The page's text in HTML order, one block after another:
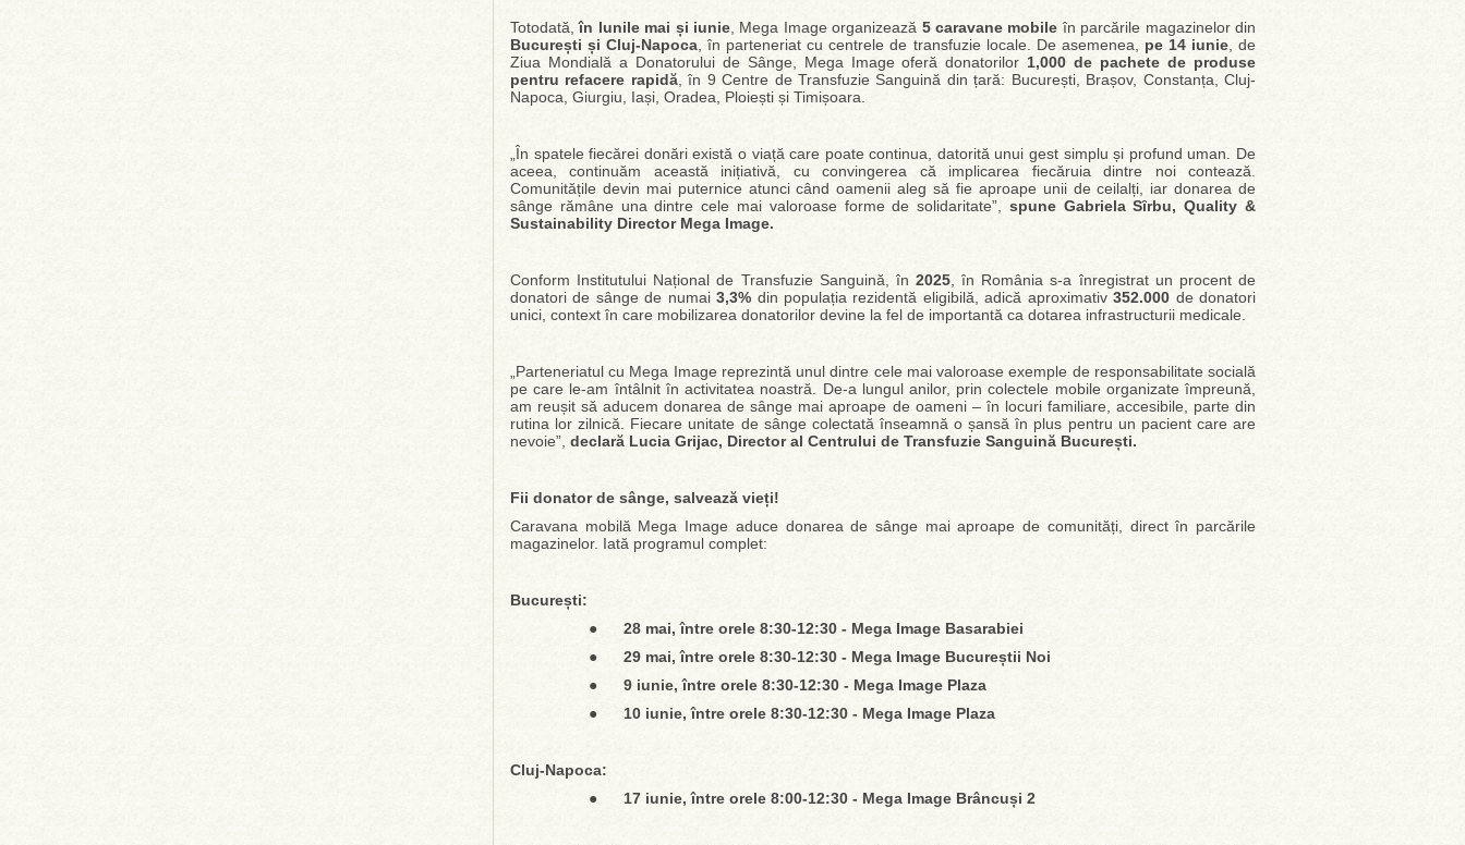
Totodată,în lunile mai și iunie , Mega Image organizează 5 caravane mobile în parcările magazinelor din
București și Cluj-Napoca , în parteneriat cu centrele de transfuzie locale. De asemenea, pe 14 iunie, de
Ziua Mondială a Donatorului de Sânge, Mega Image oferă donatorilor 1,000 de pachete de produse
pentru refacere rapidă, în 9 Centre de Transfuzie Sanguină din țară: București, Brașov, Constanța, Cluj-
Napoca, Giurgiu, Iași, Oradea, Ploiești și Timișoara.
„În spatele fiecărei donări există o viață care poate continua, datorită unui gest simplu și profund uman. De
aceea, continuăm această inițiativă, cu convingerea că implicarea fiecăruia dintre noi contează.
Comunitățile devin mai puternice atunci când oamenii aleg să fie aproape unii de ceilalți, iar donarea de
sânge rămâne una dintre cele mai valoroase forme de solidaritate”, spune Gabriela Sȋrbu, Quality &
Sustainability DirectorMega Image.
Conform Institutului Național de Transfuzie Sanguină, în 2025 , în România s-a înregistrat un procent de
donatori de sânge de numai3,3% din populația rezidentă eligibilă, adică aproximativ352.000 de donatori
unici, context în care mobilizarea donatorilor devine la fel de importantă ca dotarea infrastructurii medicale.
„Parteneriatul cu Mega Image reprezintă unul dintre cele mai valoroase exemple de responsabilitate socială
pe care le-am întâlnit în activitatea noastră. De-a lungul anilor, prin colectele mobile organizate împreună,
am reușit să aducem donarea de sânge mai aproape de oameni – în locuri familiare, accesibile, parte din
rutina lor zilnică. Fiecare unitate de sânge colectată înseamnă o șansă în plus pentru un pacient care are
nevoie”, declară Lucia Grijac, Director al Centrului de Transfuzie Sanguină București.
Fii donator de sânge, salvează vieți!
Caravana mobilă Mega Image aduce donarea de sânge mai aproape de comunități, direct în parcările
magazinelor. Iată programul complet:
București:
●
28 mai, între orele 8:30-12:30 - Mega Image Basarabiei
●
29 mai, între orele 8:30-12:30 - Mega Image Bucureștii Noi
●
9 iunie, între orele 8:30-12:30 - Mega Image Plaza
●
10 iunie, între orele 8:30-12:30 - Mega Image Plaza
Cluj-Napoca:
●
17 iunie, între orele 8:00-12:30 - Mega Image Brâncuși 2